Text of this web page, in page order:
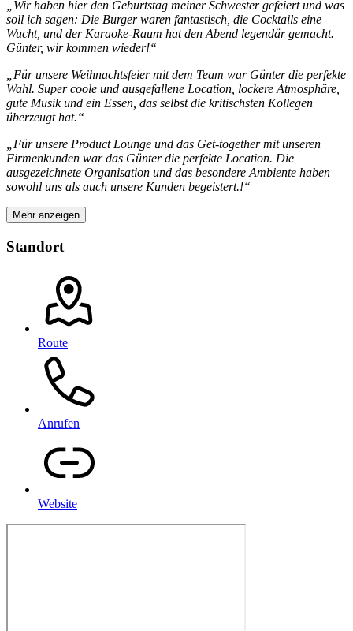
„Wir haben hier den Geburtstag meiner Schwester gefeiert und was
soll ich sagen: Die Burger waren fantastisch, die Cocktails eine
Wucht, und der Karaoke-Raum hat den Abend legendär gemacht.
Günter, wir kommen wieder!“
„Für unsere Weihnachtsfeier mit dem Team war Günter die perfekte
Wahl. Super coole und ausgefallene Location, lockere Atmosphäre,
gute Musik und ein Essen, das selbst die kritischsten Kollegen
überzeugt hat.“
„Für unsere Product Lounge und das Get-together mit unseren
Firmenkunden war das Günter die perfekte Location. Die
ausgezeichnete Organisation und das besondere Ambiente haben
sowohl uns als auch unsere Kunden begeistert.!“
Mehr anzeigen
Standort
Route
Anrufen
Website